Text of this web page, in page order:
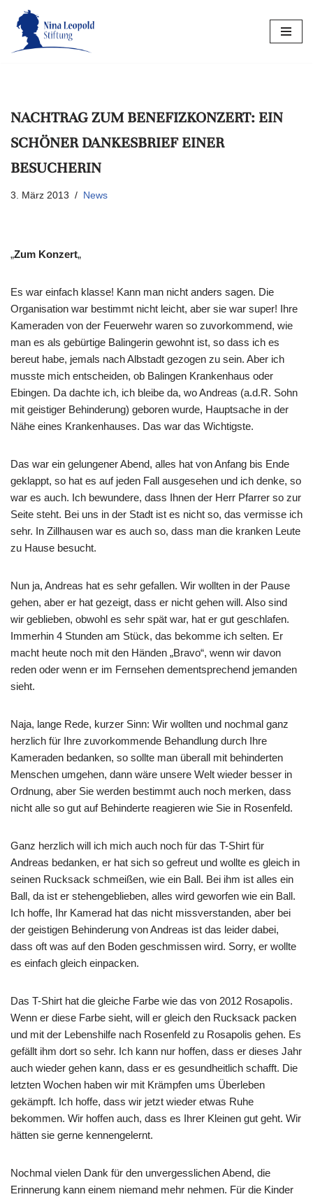
Zum
Inhalt
NACHTRAG ZUM BENEFIZKONZERT: EIN
SCHÖNER DANKESBRIEF EINER
BESUCHERIN
3. März 2013 News
„Zum Konzert„
Es war einfach klasse! Kann man nicht anders sagen. Die
Organisation war bestimmt nicht leicht, aber sie war super! Ihre
Kameraden von der Feuerwehr waren so zuvorkommend, wie
man es als gebürtige Balingerin gewohnt ist, so dass ich es
bereut habe, jemals nach Albstadt gezogen zu sein. Aber ich
musste mich entscheiden, ob Balingen Krankenhaus oder
Ebingen. Da dachte ich, ich bleibe da, wo Andreas (a.d.R. Sohn
mit geistiger Behinderung) geboren wurde, Hauptsache in der
Nähe eines Krankenhauses. Das war das Wichtigste.
Das war ein gelungener Abend, alles hat von Anfang bis Ende
geklappt, so hat es auf jeden Fall ausgesehen und ich denke, so
war es auch. Ich bewundere, dass Ihnen der Herr Pfarrer so zur
Seite steht. Bei uns in der Stadt ist es nicht so, das vermisse ich
sehr. In Zillhausen war es auch so, dass man die kranken Leute
zu Hause besucht.
Nun ja, Andreas hat es sehr gefallen. Wir wollten in der Pause
gehen, aber er hat gezeigt, dass er nicht gehen will. Also sind
wir geblieben, obwohl es sehr spät war, hat er gut geschlafen.
Immerhin 4 Stunden am Stück, das bekomme ich selten. Er
macht heute noch mit den Händen „Bravo“, wenn wir davon
reden oder wenn er im Fernsehen dementsprechend jemanden
sieht.
Naja, lange Rede, kurzer Sinn: Wir wollten und nochmal ganz
herzlich für Ihre zuvorkommende Behandlung durch Ihre
Kameraden bedanken, so sollte man überall mit behinderten
Menschen umgehen, dann wäre unsere Welt wieder besser in
Ordnung, aber Sie werden bestimmt auch noch merken, dass
nicht alle so gut auf Behinderte reagieren wie Sie in Rosenfeld.
Ganz herzlich will ich mich auch noch für das T-Shirt für
Andreas bedanken, er hat sich so gefreut und wollte es gleich in
seinen Rucksack schmeißen, wie ein Ball. Bei ihm ist alles ein
Ball, da ist er stehengeblieben, alles wird geworfen wie ein Ball.
Ich hoffe, Ihr Kamerad hat das nicht missverstanden, aber bei
der geistigen Behinderung von Andreas ist das leider dabei,
dass oft was auf den Boden geschmissen wird. Sorry, er wollte
es einfach gleich einpacken.
Das T-Shirt hat die gleiche Farbe wie das von 2012 Rosapolis.
Wenn er diese Farbe sieht, will er gleich den Rucksack packen
und mit der Lebenshilfe nach Rosenfeld zu Rosapolis gehen. Es
gefällt ihm dort so sehr. Ich kann nur hoffen, dass er dieses Jahr
auch wieder gehen kann, dass er es gesundheitlich schafft. Die
letzten Wochen haben wir mit Krämpfen ums Überleben
gekämpft. Ich hoffe, dass wir jetzt wieder etwas Ruhe
bekommen. Wir hoffen auch, dass es Ihrer Kleinen gut geht. Wir
hätten sie gerne kennengelernt.
Nochmal vielen Dank für den unvergesslichen Abend, die
Erinnerung kann einem niemand mehr nehmen. Für die Kinder